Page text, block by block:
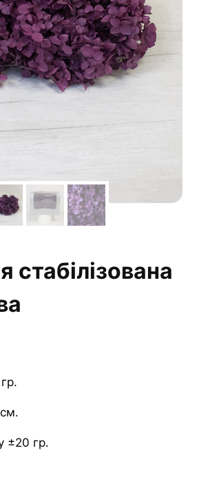
стабілізована
±20 гр.